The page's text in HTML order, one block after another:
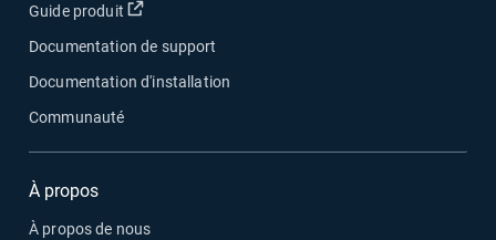
Guide produit Ouvrir dans une nouvelle fenêtre
Documentation de support
Documentation d'installation
Communauté
À propos
À propos de nous